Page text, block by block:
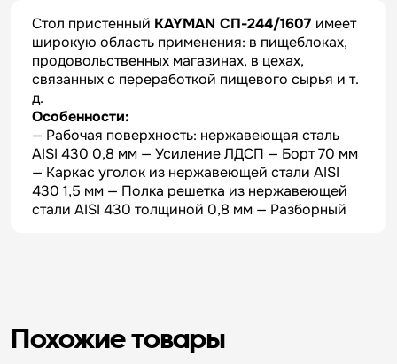
Стол пристенный KAYMAN СП-244/1607 имеет
широкую область применения: в пищеблоках,
продовольственных магазинах, в цехах,
связанных с переработкой пищевого сырья и т.
д.
Особенности:
— Рабочая поверхность: нержавеющая сталь
AISI 430 0,8 мм — Усиление ЛДСП — Борт 70 мм
— Каркас уголок из нержавеющей стали AISI
430 1,5 мм — Полка решетка из нержавеющей
стали AISI 430 толщиной 0,8 мм — Разборный
Похожие товары